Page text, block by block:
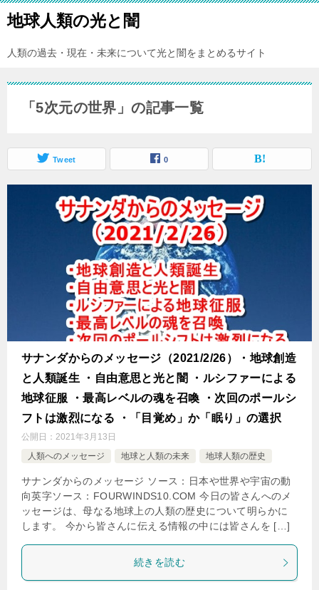
地球人類の光と闇
人類の過去・現在・未来について光と闇をまとめるサイト
「5次元の世界」の記事一覧
Tweet 0
サナンダからのメッセージ（2021/2/26）・地球創造
と人類誕生 ・自由意思と光と闇 ・ルシファーによる
地球征服 ・最高レベルの魂を召喚 ・次回のポールシ
フトは激烈になる ・「目覚め」か「眠り」の選択
公開日： 2021年3月13日
人類へのメッセージ
地球と人類の未来 地球人類の歴史
サナンダからのメッセージ ソース：日本や世界や宇宙の動
向英字ソース：FOURWINDS10.COM 今日の皆さんへのメ
ッセージは、母なる地球上の人類の歴史について明らかに
します。 今から皆さんに伝える情報の中には皆さんを […]
続きを読む